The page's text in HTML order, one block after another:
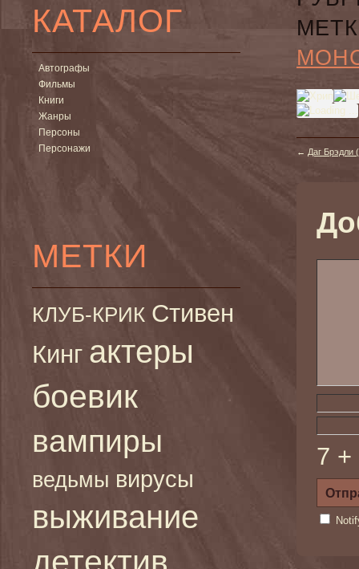
КАТАЛОГ
Автографы
Фильмы
Книги
Жанры
Персоны
Персонажи
МЕТКИ
КЛУБ-КРИК Стивен
Кинг актеры
боевик
вампиры
ведьмы вирусы
выживание
← Даг Брэдли
7